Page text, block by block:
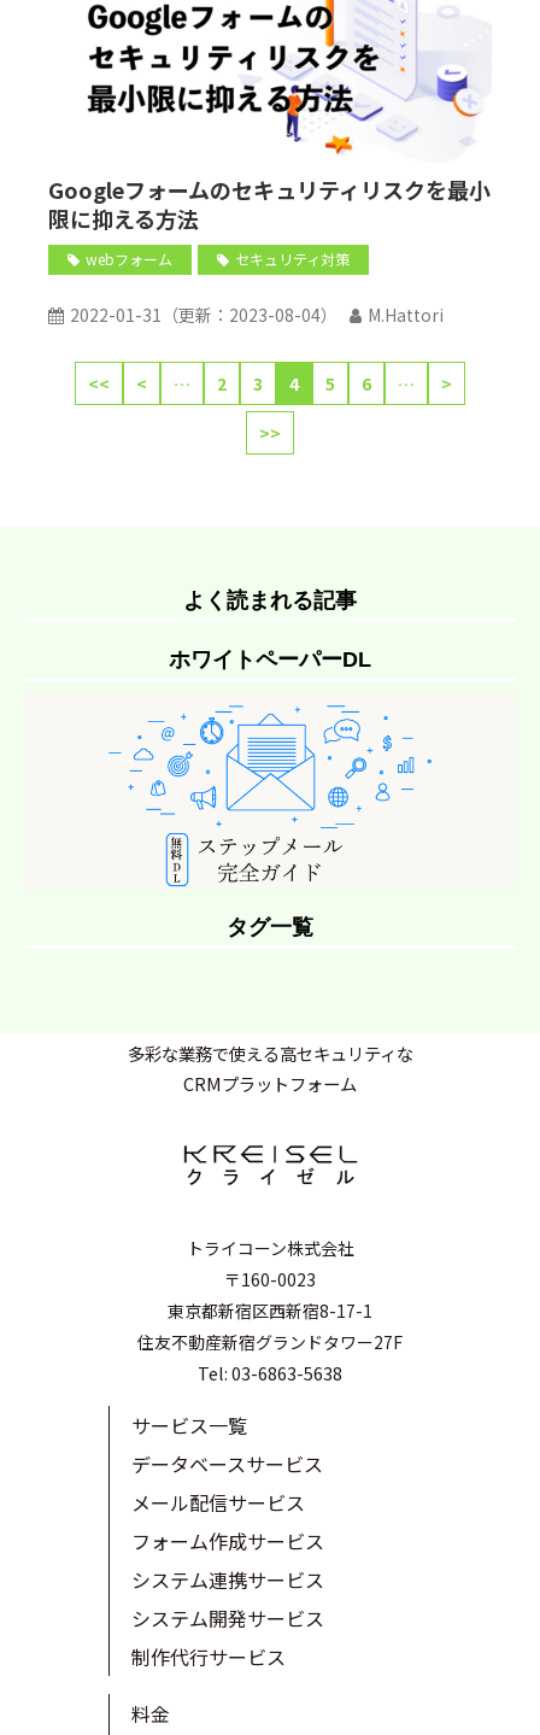
Googleフォームのセキュリティリスクを最小
限に抑える方法
webフォーム セキュリティ対策
2022-01-31 （更新： 2023-08-04） M.Hattori
<< < … 2 3 4 5 6 … >
>>
よく読まれる記事
ホワイトペーパーDL
タグ一覧
多彩な業務で使える高セキュリティな
CRMプラットフォーム
トライコーン株式会社
〒160-0023
東京都新宿区西新宿8-17-1
住友不動産新宿グランドタワー27F
Tel: 03-6863-5638
サービス一覧
データベースサービス
メール配信サービス
フォーム作成サービス
システム連携サービス
システム開発サービス
制作代行サービス
料金